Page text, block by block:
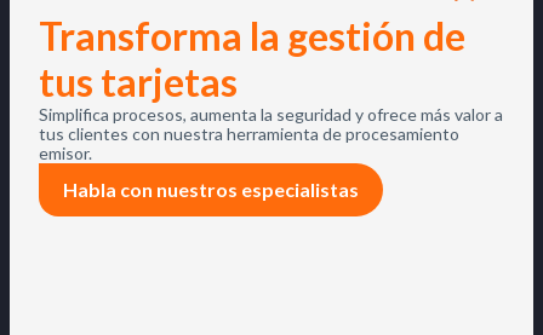
Transforma la gestión de
tus tarjetas
Simplifica procesos, aumenta la seguridad y ofrece más valor a
tus clientes con nuestra herramienta de procesamiento
emisor.
Habla con nuestros especialistas